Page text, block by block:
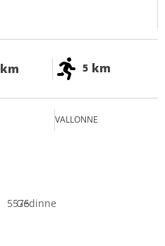
km 5 km
VALLONNE
5575
Gedinne